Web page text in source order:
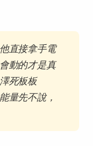
直接拿手電
動的才是真
死板板
量先不說，